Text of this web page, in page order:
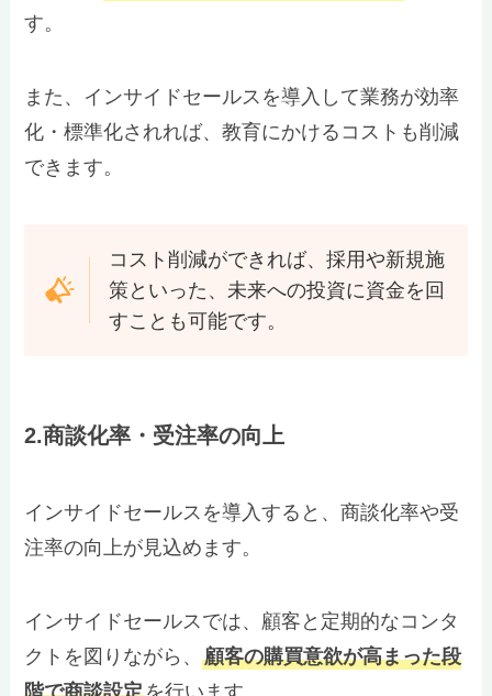
す。
また、インサイドセールスを導入して業務が効率
化・標準化されれば、教育にかけるコストも削減
できます。
コスト削減ができれば、採用や新規施
策といった、未来への投資に資金を回
すことも可能です。
2.商談化率・受注率の向上
インサイドセールスを導入すると、商談化率や受
注率の向上が見込めます。
インサイドセールスでは、顧客と定期的なコンタ
クトを図りながら、顧客の購買意欲が高まった段